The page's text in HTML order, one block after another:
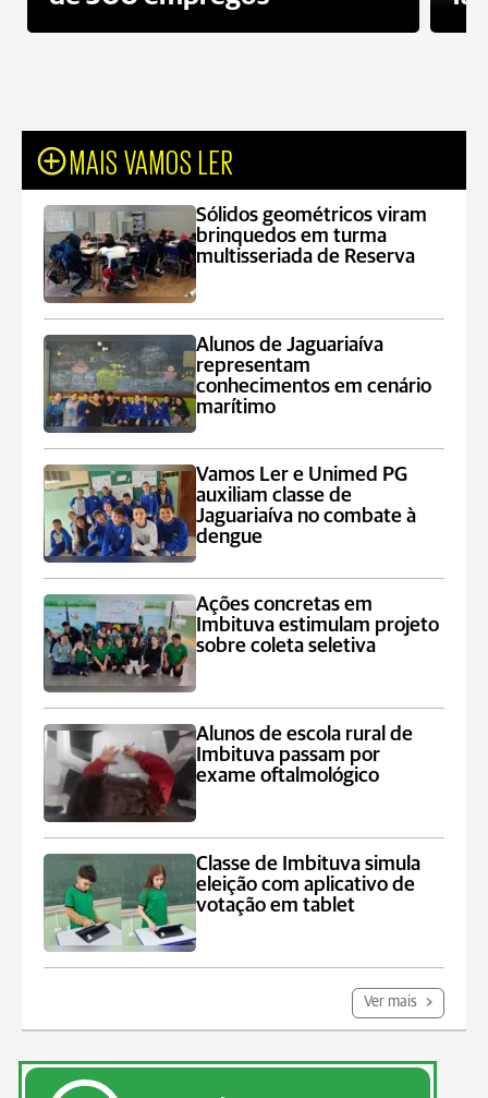
MAIS VAMOS LER
Sólidos geométricos viram
brinquedos em turma
multisseriada de Reserva
Alunos de Jaguariaíva
representam
conhecimentos em cenário
marítimo
Vamos Ler e Unimed PG
auxiliam classe de
Jaguariaíva no combate à
dengue
Ações concretas em
Imbituva estimulam projeto
sobre coleta seletiva
Alunos de escola rural de
Imbituva passam por
exame oftalmológico
Classe de Imbituva simula
eleição com aplicativo de
votação em tablet
Ver mais